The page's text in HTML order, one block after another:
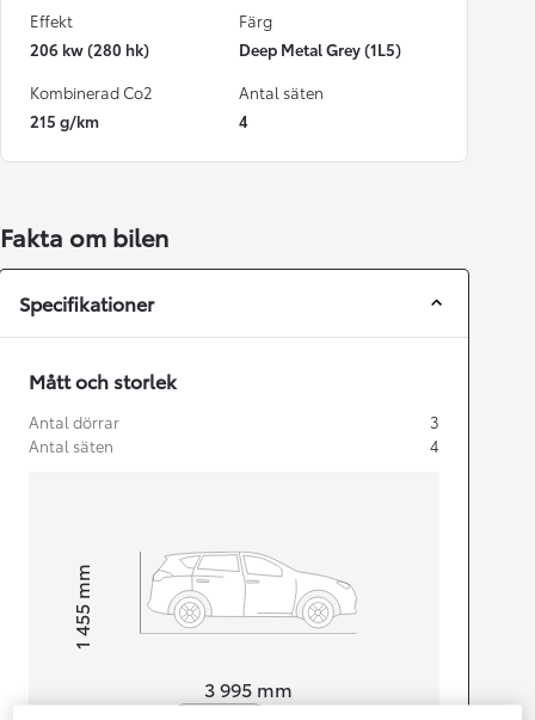
Effekt
206 kw (280 hk)
Färg
Deep Metal Grey (1L5)
Kombinerad Co2
215 g/km
Antal säten
4
Fakta om bilen
Specifikationer
Mått och storlek
Antal dörrar
3
Antal säten
4
3 995 mm
Height1 455
mm